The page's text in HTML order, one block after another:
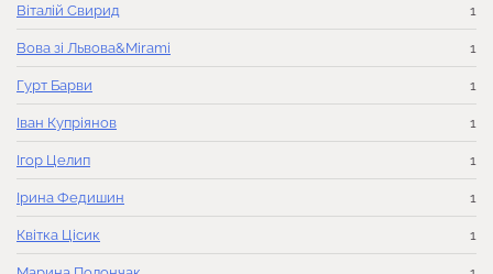
Віталій Свирид 1
Вова зі Львова&Mirami 1
Гурт Барви 1
Іван Купріянов 1
Ігор Целип 1
Ірина Федишин 1
Квітка Цісик 1